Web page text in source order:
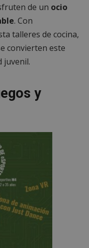
de un ocio
. Con
talleres de cocina,
convierten este
juvenil.
y